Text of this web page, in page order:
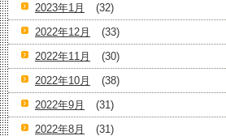
2023年1月
(32)
2022年12月
(33)
2022年11月
(30)
2022年10月
(38)
2022年9月
(31)
2022年8月
(31)